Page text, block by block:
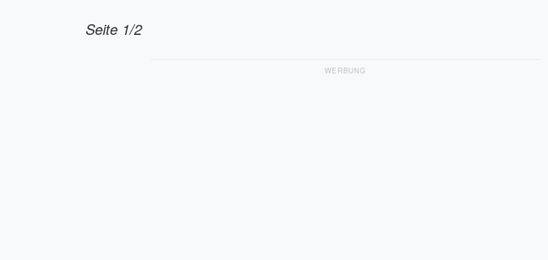
Seite 1/2
WERBUNG